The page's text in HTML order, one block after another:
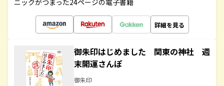
ニックがつまった24ページの電子書籍
詳細を見る
御朱印はじめました 関東の神社 週
末開運さんぽ
御朱印